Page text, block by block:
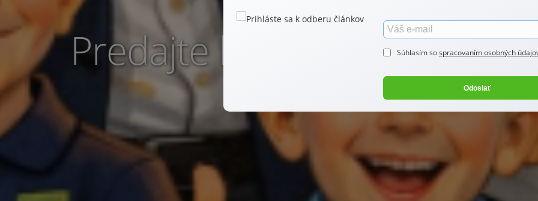
Predajte lepšie a za viac
Súhlasím sospracovaním osobných
Odoslať